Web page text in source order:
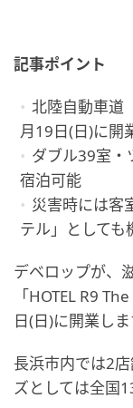
記事ポイント
北陸自動車道
月19日(日)に開
ダブル39室・
宿泊可能
災害時には客
テル」としても
デベロップが、
「HOTEL R9
日(日)に開業しま
長浜市内では2
ズとしては全国